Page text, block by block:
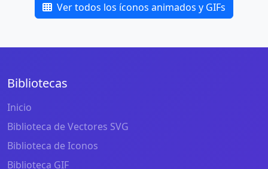
Ver todos los íconos animados y GIFs
Bibliotecas
Inicio
Biblioteca de Vectores SVG
Biblioteca de Iconos
Biblioteca GIF